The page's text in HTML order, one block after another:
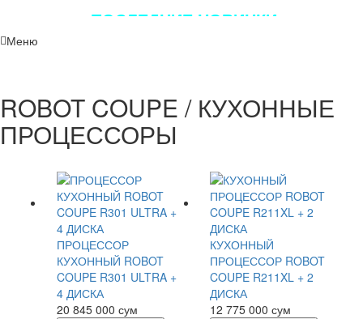
ПОСЛЕДНИЕ НОВИНКИ
Меню
ROBOT COUPE / КУХОННЫЕ
ПРОЦЕССОРЫ
ПРОЦЕССОР
КУХОННЫЙ ROBOT
COUPE R301 ULTRA +
4 ДИСКА
20 845 000 сум
КУХОННЫЙ
ПРОЦЕССОР ROBOT
COUPE R211XL + 2
ДИСКА
12 775 000 сум